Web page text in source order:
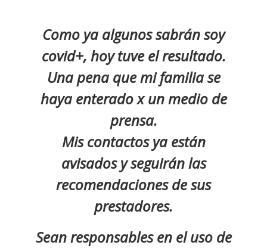
Como ya algunos sabrán soy
covid+, hoy tuve el resultado.
Una pena que mi familia se
haya enterado x un medio de
prensa.
Mis contactos ya están
avisados y seguirán las
recomendaciones de sus
prestadores.
Sean responsables en el uso de